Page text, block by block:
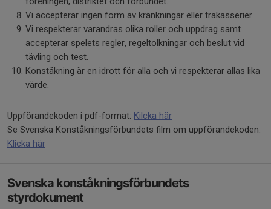
Vi accepterar ingen form av kränkningar eller trakasserier.
Vi respekterar varandras olika roller och uppdrag samt
accepterar spelets regler, regeltolkningar och beslut vid
tävling och test.
Konståkning är en idrott för alla och vi respekterar allas lika
värde.
Uppförandekoden i pdf-format: Kilcka här
Se Svenska Konståkningsförbundets film om uppförandekoden:
Klicka här
Svenska konståkningsförbundets
styrdokument